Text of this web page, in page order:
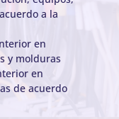
a la
en
y molduras
en
de acuerdo